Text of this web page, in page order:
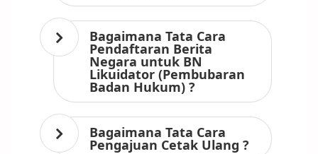
Bagaimana Tata Cara
Pendaftaran Berita
Negara untuk BN
Likuidator (Pembubaran
Badan Hukum) ?
Bagaimana Tata Cara
Pengajuan Cetak Ulang ?